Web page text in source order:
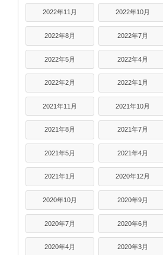
2022年11月 2022年10月
2022年8月 2022年7月
2022年5月 2022年4月
2022年2月 2022年1月
2021年11月 2021年10月
2021年8月 2021年7月
2021年5月 2021年4月
2021年1月 2020年12月
2020年10月 2020年9月
2020年7月 2020年6月
2020年4月 2020年3月